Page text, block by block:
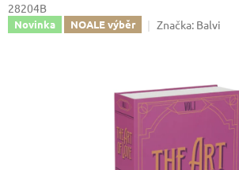
28204B
Novinka NOALE výběr Značka: Balvi